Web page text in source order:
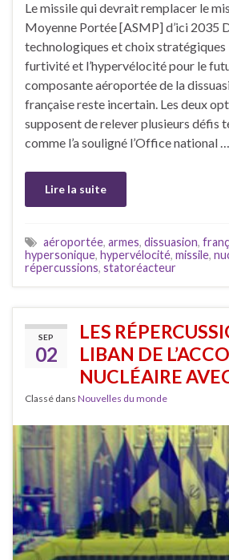
Le missile qui devrait remplacer le
Moyenne Portée [ASMP] d’ici 2035
technologiques et choix stratégiques
furtivité et l’hypervélocité pour le
composante aéroportée de la
française reste incertain. Les deux
supposent de relever plusieurs défis
comme l’a souligné l’Office national …
Lire la suite
aéroportée, armes, dissuasion,
hypersonique, hypervélocité, missile,
répercussions, statoréacteur
SEP
02
LES
LIBAN DE
NUCLÉAIRE
Classé dans Nouvelles du monde